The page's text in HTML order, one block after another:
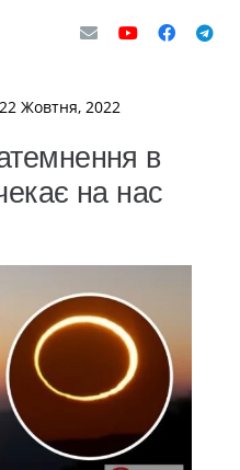
Жовтня, 2022
в
на нас